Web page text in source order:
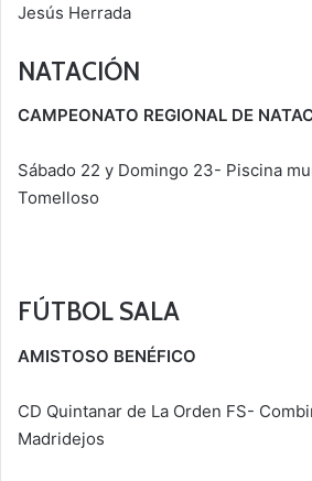
Jesús Herrada
NATACIÓN
CAMPEONATO REGIONAL DE
Sábado 22 y Domingo 23- Piscina
Tomelloso
FÚTBOL SALA
AMISTOSO BENÉFICO
CD Quintanar de La Orden FS-
Madridejos